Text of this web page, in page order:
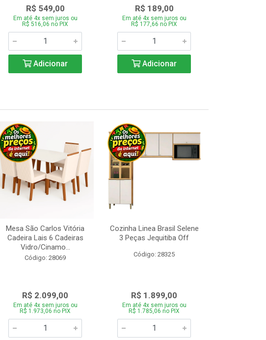
R$ 549,00
Em até 4x sem juros ou
R$ 516,06 no PIX
Adicionar
R$ 189,00
Em até 4x sem juros ou
R$ 177,66 no PIX
Adicionar
Mesa São Carlos Vitória
Cadeira Lais 6 Cadeiras
Vidro/Cinamo...
Código: 28069
R$ 2.099,00
Em até 4x sem juros ou
R$ 1.973,06 no PIX
Cozinha Linea Brasil Selene
3 Peças Jequitiba Off
Código: 28325
R$ 1.899,00
Em até 4x sem juros ou
R$ 1.785,06 no PIX